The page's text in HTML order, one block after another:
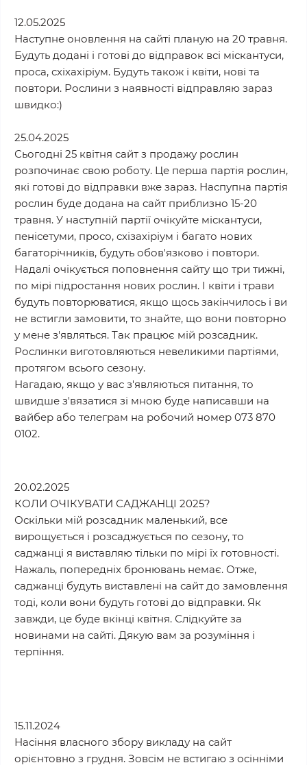
12.05.2025
Наступне оновлення на сайті планую на 20 травня.
Будуть додані і готові до відправок всі міскантуси,
проса, схіхахіріум. Будуть також і квіти, нові та
повтори. Рослини з наявності відправляю зараз
швидко:)
25.04.2025
Сьогодні 25 квітня сайт з продажу рослин
розпочинає свою роботу. Це перша партія рослин,
які готові до відправки вже зараз. Наспупна партія
рослин буде додана на сайт приблизно 15-20
травня. У наступній партії очікуйте міскантуси,
пенісетуми, просо, схізахіріум і багато нових
багаторічників, будуть обов'язково і повтори.
Надалі очікується поповнення сайту що три тижні,
по мірі підростання нових рослин. І квіти і трави
будуть повторюватися, якщо щось закінчилось і ви
не встигли замовити, то знайте, що вони повторно
у мене з'являться. Так працює мій розсадник.
Рослинки виготовляються невеликими партіями,
протягом всього сезону.
Нагадаю, якщо у вас з'являються питання, то
швидше з'вязатися зі мною буде написавши на
вайбер або телеграм на робочий номер 073 870
0102.
20.02.2025
КОЛИ ОЧІКУВАТИ САДЖАНЦІ 2025?
Оскільки мій розсадник маленький, все
вирощується і розсаджується по сезону, то
саджанці я виставляю тільки по мірі їх готовності.
Нажаль, попередніх бронювань немає. Отже,
саджанці будуть виставлені на сайт до замовлення
тоді, коли вони будуть готові до відправки. Як
завжди, це буде вкінці квітня. Слідкуйте за
новинами на сайті. Дякую вам за розуміння і
терпіння.
15.11.2024
Насіння власного збору викладу на сайт
орієнтовно з грудня. Зовсім не встигаю з осінніми